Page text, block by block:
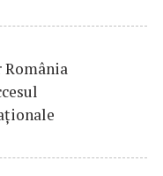
România